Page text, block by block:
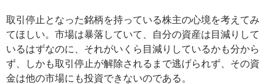
取引停止となった銘柄を持っている株主の心境を考えてみ
てほしい。市場は暴落していて、自分の資産は目減りして
いるはずなのに、それがいくら目減りしているかも分から
ず、しかも取引停止が解除されるまで逃げられず、その資
金は他の市場にも投資できないのである。